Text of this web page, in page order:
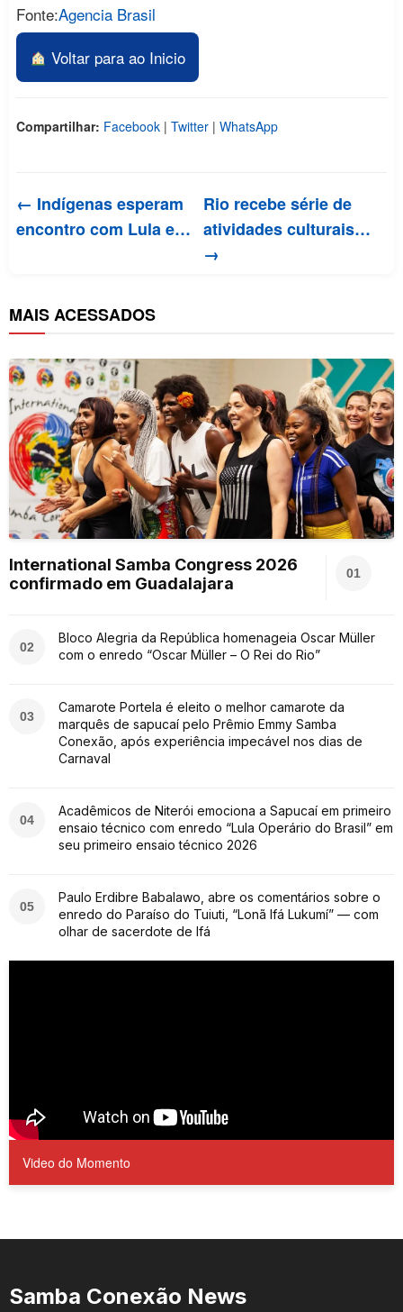
Fonte:Agencia Brasil
Voltar para ao Inicio
Compartilhar: Facebook | Twitter | WhatsApp
← Indígenas esperam
encontro com Lula e…
Rio recebe série de
atividades culturais…
→
MAIS ACESSADOS
International Samba Congress 2026
confirmado em Guadalajara
01
02
Bloco Alegria da República homenageia Oscar Müller
com o enredo “Oscar Müller – O Rei do Rio”
03
Camarote Portela é eleito o melhor camarote da
marquês de sapucaí pelo Prêmio Emmy Samba
Conexão, após experiência impecável nos dias de
Carnaval
04
Acadêmicos de Niterói emociona a Sapucaí em primeiro
ensaio técnico com enredo “Lula Operário do Brasil” em
seu primeiro ensaio técnico 2026
05
Paulo Erdibre Babalawo, abre os comentários sobre o
enredo do Paraíso do Tuiuti, “Lonã Ifá Lukumí” — com
olhar de sacerdote de Ifá
Video do Momento
Samba Conexão News